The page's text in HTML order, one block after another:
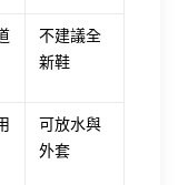
不建議全
新鞋
可放水與
外套